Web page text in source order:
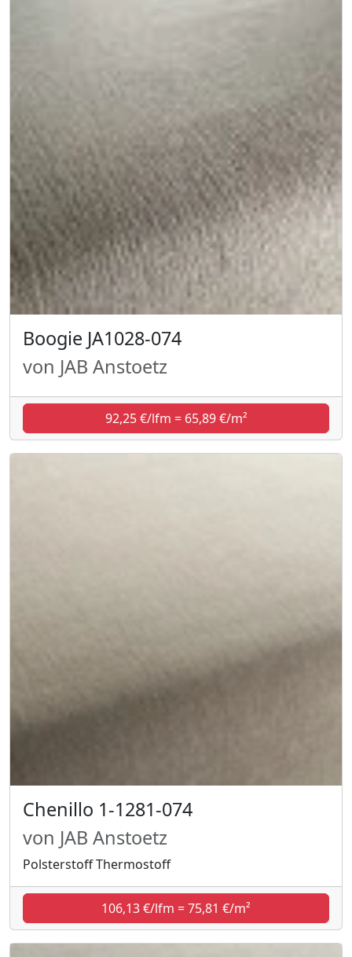
Boogie JA1028-074
von JAB Anstoetz
92,25 €/lfm = 65,89 €/m²
Chenillo 1-1281-074
von JAB Anstoetz
Polsterstoff Thermostoff
106,13 €/lfm = 75,81 €/m²